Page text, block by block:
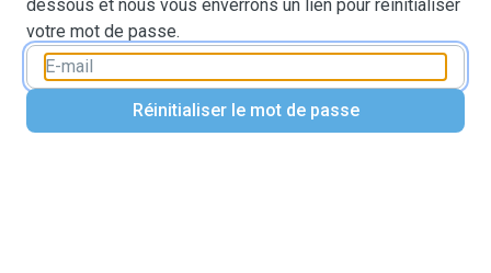
dessous et nous vous enverrons un lien pour réinitialiser
votre mot de passe.
Réinitialiser le mot de passe